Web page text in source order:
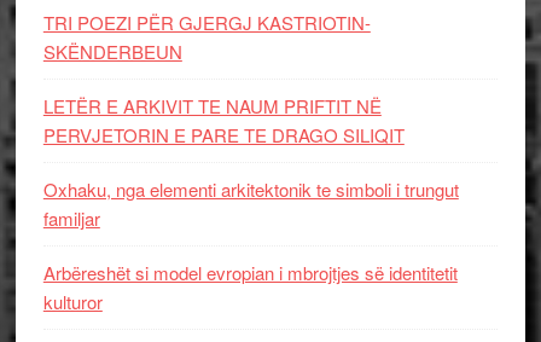
TRI POEZI PËR GJERGJ KASTRIOTIN-
SKËNDERBEUN
LETËR E ARKIVIT TE NAUM PRIFTIT NË
PERVJETORIN E PARE TE DRAGO SILIQIT
Oxhaku, nga elementi arkitektonik te simboli i trungut
familjar
Arbëreshët si model evropian i mbrojtjes së identitetit
kulturor